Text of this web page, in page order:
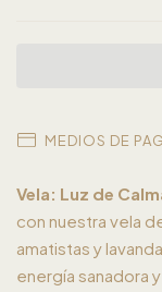
MEDIOS DE
Vela: Luz de
con nuestra vela
amatistas y
energía sanadora